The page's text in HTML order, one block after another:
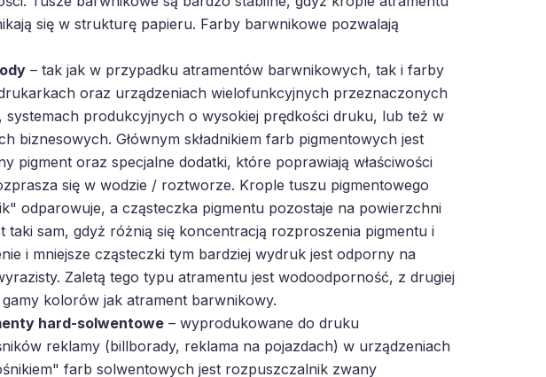
się w strukturę papieru. Farby barwnikowe pozwalają
– tak jak w przypadku atramentów barwnikowych, tak i farby
oraz urządzeniach wielofunkcyjnych przeznaczonych
systemach produkcyjnych o wysokiej prędkości druku, lub też w
biznesowych. Głównym składnikiem farb pigmentowych jest
pigment oraz specjalne dodatki, które poprawiają właściwości
się w wodzie / roztworze. Krople tuszu pigmentowego
odparowuje, a cząsteczka pigmentu pozostaje na powierzchni
taki sam, gdyż różnią się koncentracją rozproszenia pigmentu i
i mniejsze cząsteczki tym bardziej wydruk jest odporny na
Zaletą tego typu atramentu jest wodoodporność, z drugiej
kolorów jak atrament barwnikowy.
hard-solwentowe– wyprodukowane do druku
reklamy (billborady, reklama na pojazdach) w urządzeniach
farb solwentowych jest rozpuszczalnik zwany